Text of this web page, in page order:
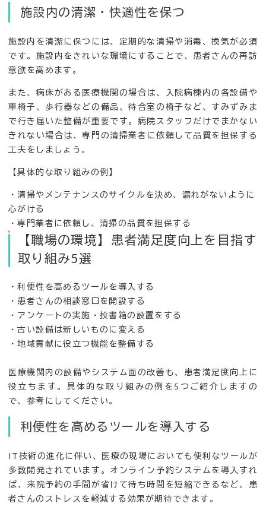
施設内の清潔・快適性を保つ
施設内を清潔に保つには、定期的な清掃や消毒、換気が必須
です。施設内をきれいな環境にすることで、患者さんの再訪
意欲を高めます。
また、病床がある医療機関の場合は、入院病棟内の各設備や
車椅子、歩行器などの備品、待合室の椅子など、すみずみま
で行き届いた整備が重要です。病院スタッフだけでまかない
きれない場合は、専門の清掃業者に依頼して品質を担保する
工夫をしましょう。
【具体的な取り組みの例】
・清掃やメンテナンスのサイクルを決め、漏れがないように
心がける
・専門業者に依頼し、清掃の品質を担保する
【職場の環境】患者満足度向上を目指す
取り組み5選
・利便性を高めるツールを導入する
・患者さんの相談窓口を開設する
・アンケートの実施・投書箱の設置をする
・古い設備は新しいものに変える
・地域貢献に役立つ機能を整備する
医療機関内の設備やシステム面の改善も、患者満足度向上に
役立ちます。具体的な取り組みの例を5つご紹介しますの
で、参考にしてください。
利便性を高めるツールを導入する
IT技術の進化に伴い、医療の現場においても便利なツールが
多数開発されています。オンライン予約システムを導入すれ
ば、来院予約の手間が省けて待ち時間を短縮できるなど、患
者さんのストレスを軽減する効果が期待できます。